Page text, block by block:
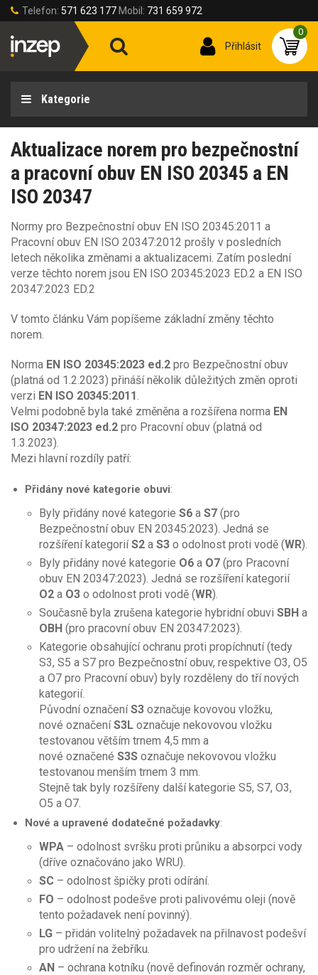
Telefon: 571 623 177 Mobil: 731 659 972
Přihlásit
0
Kategorie
Aktualizace norem pro bezpečnostní
a pracovní obuv EN ISO 20345 a EN
ISO 20347
Normy pro Bezpečnostní obuv EN ISO 20345:2011 a
Pracovní obuv EN ISO 20347:2012 prošly v posledních
letech několika změnami a aktualizacemi. Zatím poslední
verze těchto norem jsou EN ISO 20345:2023 ED.2 a EN ISO
20347:2023 ED.2
V tomto článku Vám popíšeme základní změny těchto
norem.
Norma EN ISO 20345:2023 ed.2 pro Bezpečnostní obuv
(platná od 1.2.2023) přináší několik důležitých změn oproti
verzi EN ISO 20345:2011.
Velmi podobně byla také změněna a rozšířena norma EN
ISO 20347:2023 ed.2 pro Pracovní obuv (platná od
1.3.2023).
Mezi hlavní rozdíly patří:
Přidány nové kategorie obuvi:
Byly přidány nové kategorie S6 a S7 (pro
Bezpečnostní obuv EN 20345:2023). Jedná se
rozšíření kategoriíS2 a S3 o odolnost proti vodě (WR).
Byly přidány nové kategorie O6 a O7 (pro Pracovní
obuv EN 20347:2023). Jedná se rozšíření kategorií
O2 a O3 o odolnost proti vodě (WR).
Současně byla zrušena kategorie hybridní obuvi SBH a
OBH (pro pracovní obuv EN 20347:2023).
Kategorie obsahující ochranu proti propíchnutí (tedy
S3, S5 a S7 pro Bezpečnostní obuv, respektive O3, O5
a O7 pro Pracovní obuv) byly rozděleny do tří nových
kategorií.
Původní označeníS3 označuje kovovou vložku,
nové označeníS3L označuje nekovovou vložku
testovanou větším trnem 4,5 mm a
nové označené S3S označuje nekovovou vložku
testovanou menším trnem 3 mm.
Stejně tak byly rozšířeny další kategorie S5, S7, O3,
O5 a O7.
Nové a upravené dodatečné požadavky:
WPA – odolnost svršku proti průniku a absorpci vody
(dříve označováno jako WRU).
SC – odolnost špičky proti odírání.
FO – odolnost podešve proti palivovému oleji (nově
tento požadavek není povinný).
LG – přidán volitelný požadavek na přilnavost podešví
pro udržení na žebříku.
AN – ochrana kotníku (nově definován rozměr ochrany,